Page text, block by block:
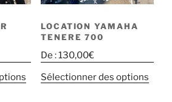
LOCATION YAMAHA
TENERE 700
De :130,00€
Sélectionner des options